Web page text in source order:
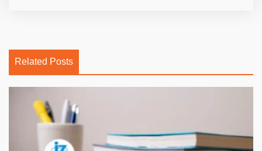
Related Posts